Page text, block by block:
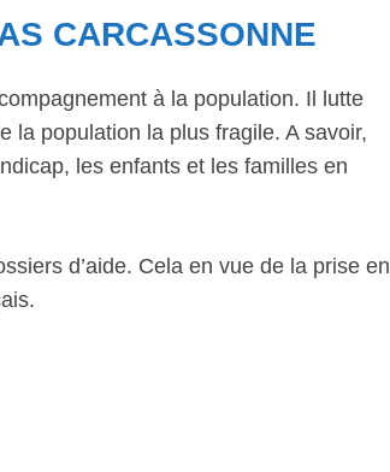
CARCASSONNE
à la population. Il lutte
la population la plus fragile. A savoir,
les enfants et les familles en
d’aide. Cela en vue de la prise en